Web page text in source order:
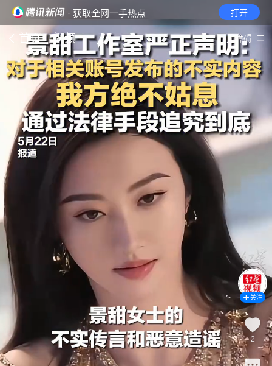
· 获取全网一手热点 打开
首页 视频 无障碍
关注
2